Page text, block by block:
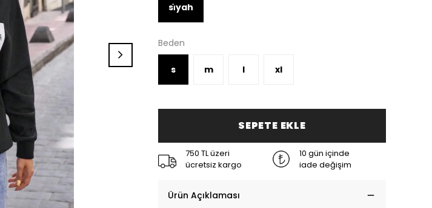
si̇yah
Beden
s m l xl
SEPETE EKLE
750 TL üzeri
ücretsiz kargo
10 gün içinde
iade değişim
Ürün Açıklaması